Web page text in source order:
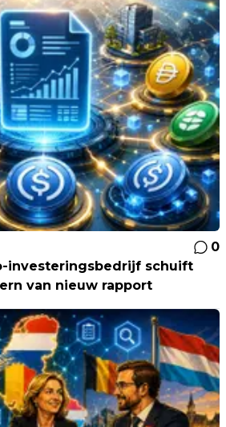
0
investeringsbedrijf schuift
van nieuw rapport